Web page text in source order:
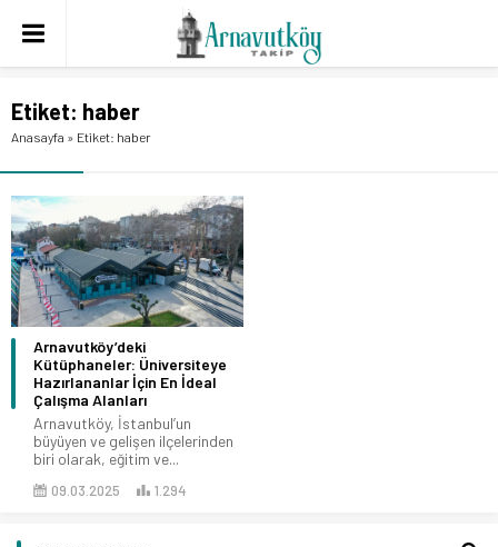
Etiket: haber
Anasayfa » Etiket: haber
Arnavutköy’deki
Kütüphaneler: Üniversiteye
Hazırlananlar İçin En İdeal
Çalışma Alanları
Arnavutköy, İstanbul’un
büyüyen ve gelişen ilçelerinden
biri olarak, eğitim ve...
09.03.2025 1.294